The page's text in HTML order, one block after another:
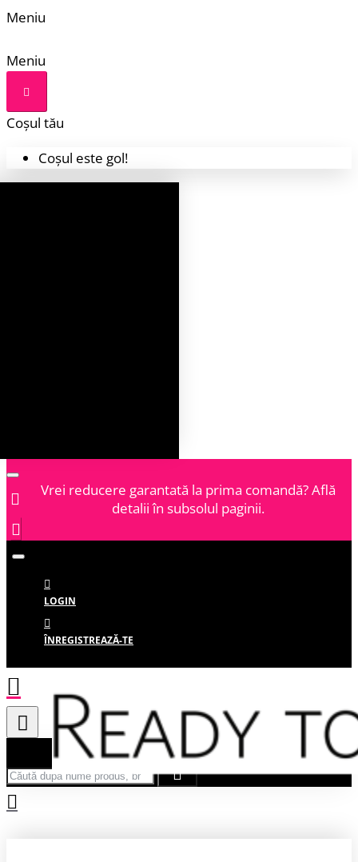
Meniu
Meniu
Coșul tău
Coșul este gol!
Vrei reducere garantată la prima comandă? Află
detalii în subsolul paginii.
LOGIN
ÎNREGISTREAZĂ-TE
Căută după nume produs, brand...